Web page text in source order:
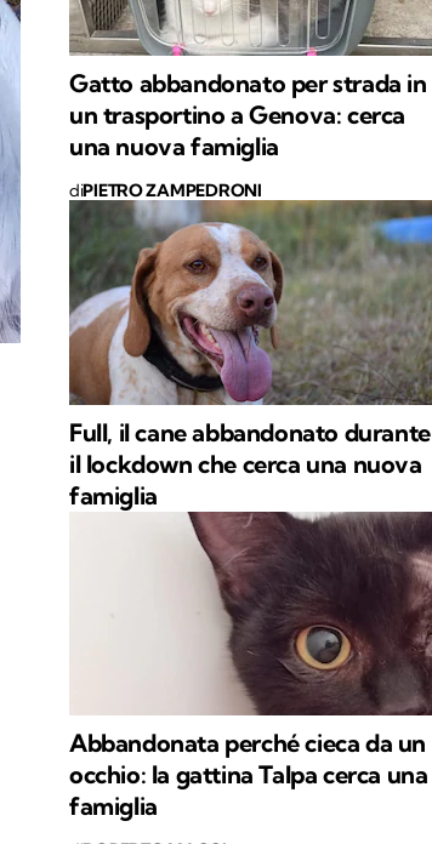
Gatto abbandonato per strada in
un trasportino a Genova: cerca
una nuova famiglia
diPIETRO ZAMPEDRONI
Full, il cane abbandonato durante
il lockdown che cerca una nuova
famiglia
Abbandonata perché cieca da un
occhio: la gattina Talpa cerca una
famiglia